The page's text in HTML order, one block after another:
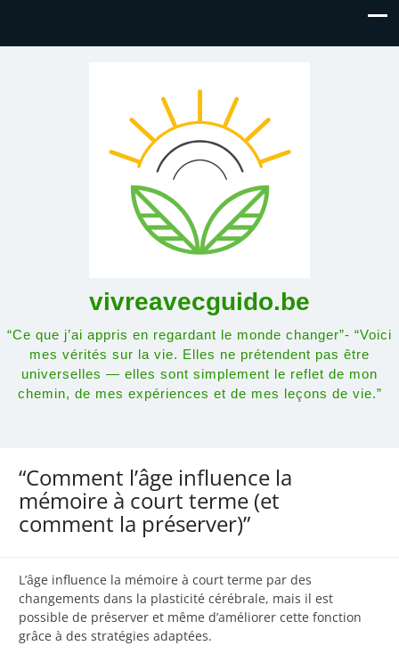
vivreavecguido.be
“Ce que j’ai appris en regardant le monde changer”- “Voici
mes vérités sur la vie. Elles ne prétendent pas être
universelles — elles sont simplement le reflet de mon
chemin, de mes expériences et de mes leçons de vie.”
“Comment l’âge influence la
mémoire à court terme (et
comment la préserver)”
L’âge influence la mémoire à court terme par des
changements dans la plasticité cérébrale, mais il est
possible de préserver et même d’améliorer cette fonction
grâce à des stratégies adaptées.